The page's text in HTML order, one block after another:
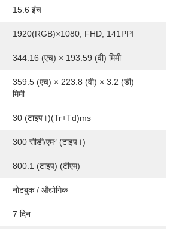
15.6 इंच
1920(RGB)×1080, FHD, 141PPI
344.16 (एच) × 193.59 (वी) मिमी
359.5 (एच) × 223.8 (वी) × 3.2 (डी)
मिमी
30 (टाइप।)(Tr+Td)ms
300 सीडी/एम² (टाइप।)
800:1 (टाइप) (टीएम)
नोटबुक / औद्योगिक
7 दिन